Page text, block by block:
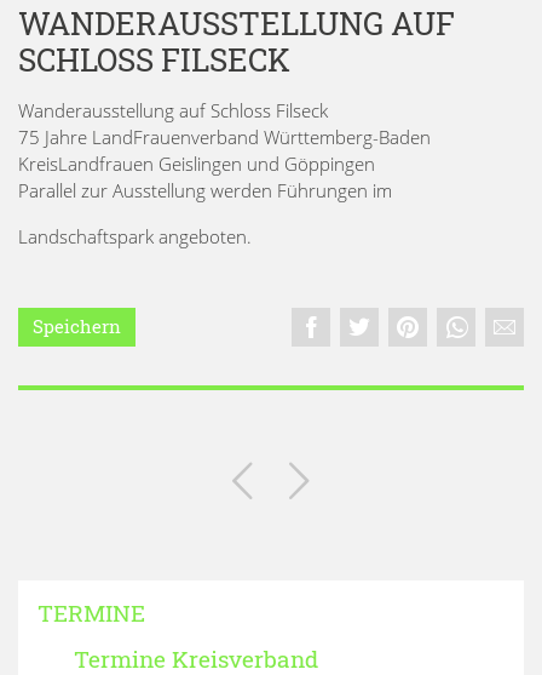
WANDERAUSSTELLUNG AUF
SCHLOSS FILSECK
Wanderausstellung auf Schloss Filseck
75 Jahre LandFrauenverband Württemberg-Baden
KreisLandfrauen Geislingen und Göppingen
Parallel zur Ausstellung werden Führungen im
Landschaftspark angeboten.
Speichern
TERMINE
Termine Kreisverband